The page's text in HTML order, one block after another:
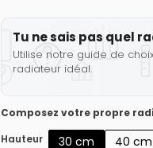
Tu ne sais pas quel
Utilise notre guide de
radiateur idéal.
Composez votre propre
Hauteur
30 cm 40 cm